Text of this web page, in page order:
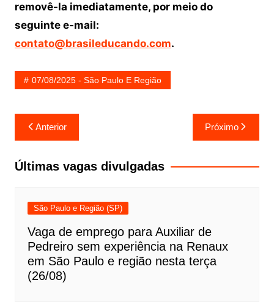
removê-la imediatamente, por meio do
seguinte e-mail:
contato@brasileducando.com.
07/08/2025 - São Paulo E Região
Navegação
de
Post
Anterior Próximo
Últimas vagas divulgadas
São Paulo e Região (SP)
Vaga de emprego para Auxiliar de
Pedreiro sem experiência na Renaux
em São Paulo e região nesta terça
(26/08)